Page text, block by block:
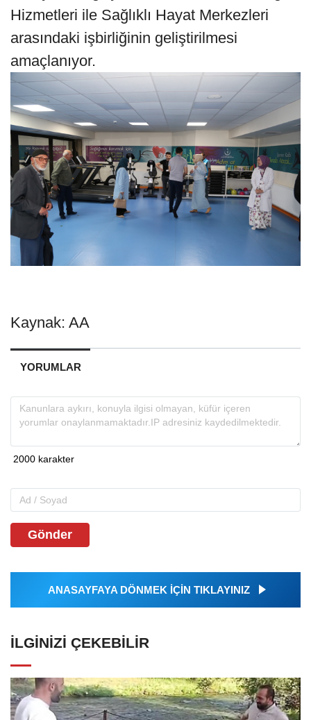
Hizmetleri ile Sağlıklı Hayat Merkezleri
arasındaki işbirliğinin geliştirilmesi
amaçlanıyor.
Kaynak: AA
YORUMLAR
Gönder
ANASAYFAYA DÖNMEK İÇİN TIKLAYINIZ
İLGINIZI ÇEKEBILIR